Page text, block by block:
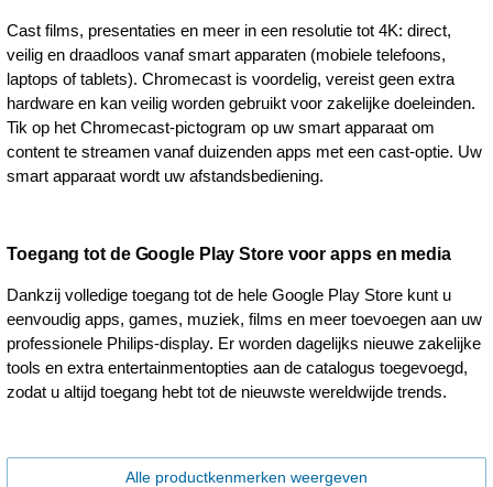
Cast films, presentaties en meer in een resolutie tot 4K: direct,
veilig en draadloos vanaf smart apparaten (mobiele telefoons,
laptops of tablets). Chromecast is voordelig, vereist geen extra
hardware en kan veilig worden gebruikt voor zakelijke doeleinden.
Tik op het Chromecast-pictogram op uw smart apparaat om
content te streamen vanaf duizenden apps met een cast-optie. Uw
smart apparaat wordt uw afstandsbediening.
Toegang tot de Google Play Store voor apps en media
Dankzij volledige toegang tot de hele Google Play Store kunt u
eenvoudig apps, games, muziek, films en meer toevoegen aan uw
professionele Philips-display. Er worden dagelijks nieuwe zakelijke
tools en extra entertainmentopties aan de catalogus toegevoegd,
zodat u altijd toegang hebt tot de nieuwste wereldwijde trends.
Alle productkenmerken weergeven